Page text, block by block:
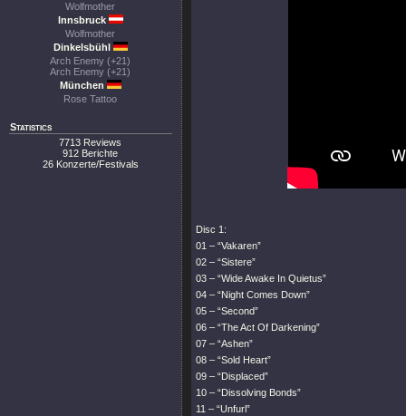
Wolfmother
Innsbruck
Wolfmother
Dinkelsbühl
Arch Enemy (+21)
Arch Enemy (+21)
München
Rose Tattoo
Statistics
7713 Reviews
912 Berichte
26 Konzerte/Festivals
Disc 1:
01 – “Vakaren”
02 – “Sistere”
03 – “Wide Awake In Quietus”
04 – “Night Comes Down”
05 – “Second”
06 – “The Act Of Darkening”
07 – “Ashen”
08 – “Sold Heart”
09 – “Displaced”
10 – “Dissolving Bonds”
11 – “Unfurl”